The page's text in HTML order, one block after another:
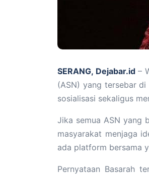
SERANG, Dejabar.id–
(ASN) yang tersebar
sosialisasi sekaligus
Jika semua ASN yang
masyarakat menjaga
ada platform bersama
Pernyataan Basarah